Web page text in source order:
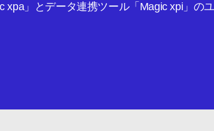
xpa」とデータ連携ツール「Magic xpi」の